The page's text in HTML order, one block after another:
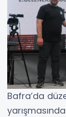
Bafra’da